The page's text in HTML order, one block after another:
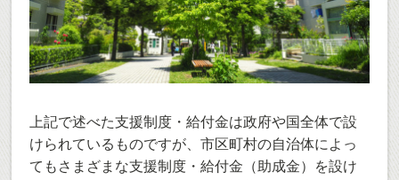
上記で述べた支援制度・給付金は政府や国全体で設
けられているものですが、市区町村の自治体によっ
てもさまざまな支援制度・給付金（助成金）を設け